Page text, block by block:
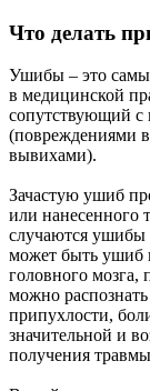
Что делать
Ушибы – это
в медицинской
сопутствующий
(повреждениями
вывихами).
Зачастую ушиб
или нанесенного
случаются ушибы
может быть ушиб
головного мозга,
можно
припухлости,
значительной и
получения